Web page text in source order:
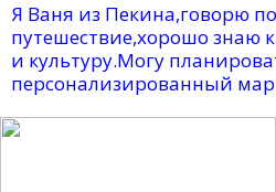
Я Ваня из Пекина,говорю
путешествие,хорошо знаю
и культуру.Могу
персонализированный